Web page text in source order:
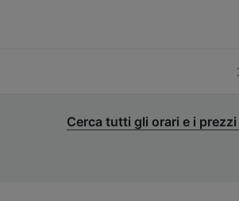
Cerca tutti gli orari e i